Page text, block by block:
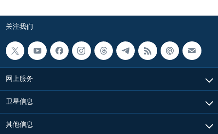
关注我们
网上服务
卫星信息
其他信息